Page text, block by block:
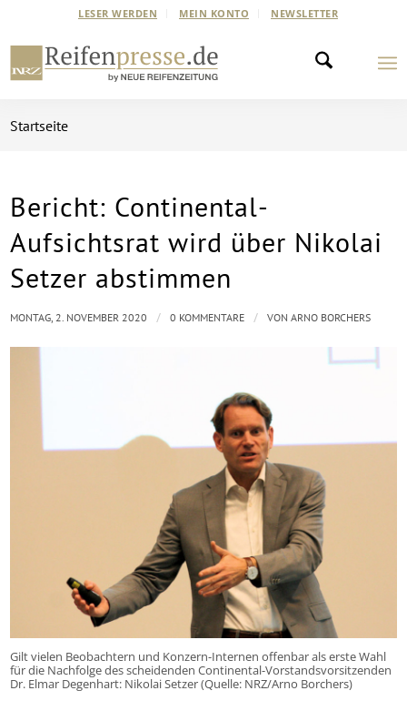
LESER WERDEN MEIN KONTO NEWSLETTER
Startseite
Bericht: Continental-
Aufsichtsrat wird über Nikolai
Setzer abstimmen
Gilt vielen Beobachtern und Konzern-Internen offenbar als erste Wahl
für die Nachfolge des scheidenden Continental-Vorstandsvorsitzenden
Dr. Elmar Degenhart: Nikolai Setzer (Quelle: NRZ/Arno Borchers)
MONTAG, 2. NOVEMBER 2020 / 0 KOMMENTARE / VONARNO BORCHERS